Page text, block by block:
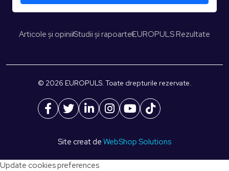
Articole și opiniiStudii și rapoarteEUROPULS Rezultate
© 2026 EUROPULS. Toate drepturile rezervate.
Site creat de WebShop Solutions
Update cookies preferences